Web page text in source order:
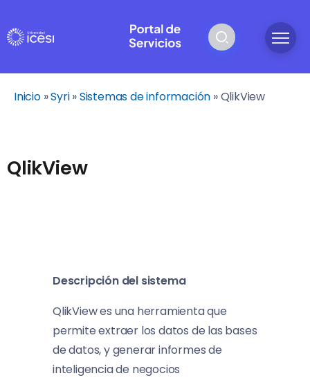
Inicio»Syri»Sistemas de información »QlikView
QlikView
Descripción del sistema
QlikView es una herramienta que
permite extraer los datos de las bases
de datos, y generar informes de
inteligencia de negocios